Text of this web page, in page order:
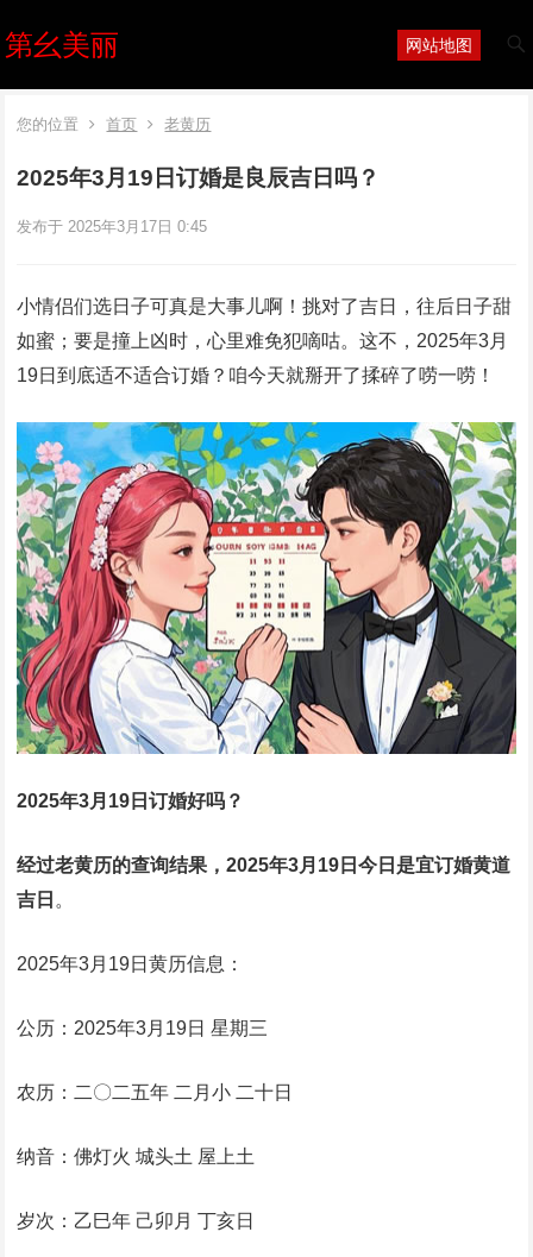
第幺美丽 网站地图
您的位置 首页 老黄历
2025年3月19日订婚是良辰吉日吗？
发布于 2025年3月17日 0:45
小情侣们选日子可真是大事儿啊！挑对了吉日，往后日子甜
如蜜；要是撞上凶时，心里难免犯嘀咕。这不，2025年3月
19日到底适不适合订婚？咱今天就掰开了揉碎了唠一唠！
2025年3月19日订婚好吗？
经过老黄历的查询结果，2025年3月19日今日是宜订婚黄道
吉日 。
2025年3月19日黄历信息：
公历：2025年3月19日 星期三
农历：二〇二五年 二月小 二十日
纳音：佛灯火 城头土 屋上土
岁次：乙巳年 己卯月 丁亥日